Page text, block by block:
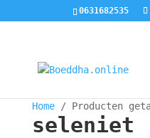
0631682535
Home/ Producten
seleniet